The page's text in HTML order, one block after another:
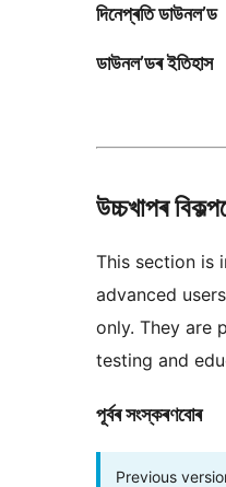
দিনেপ্ৰতি ডাউনল’ড
ডাউনল’ডৰ ইতিহাস
উচ্চখাপৰ
This section is
advanced
only. They are
testing and
পূৰ্বৰ সংস্কৰণবোৰ
Previous